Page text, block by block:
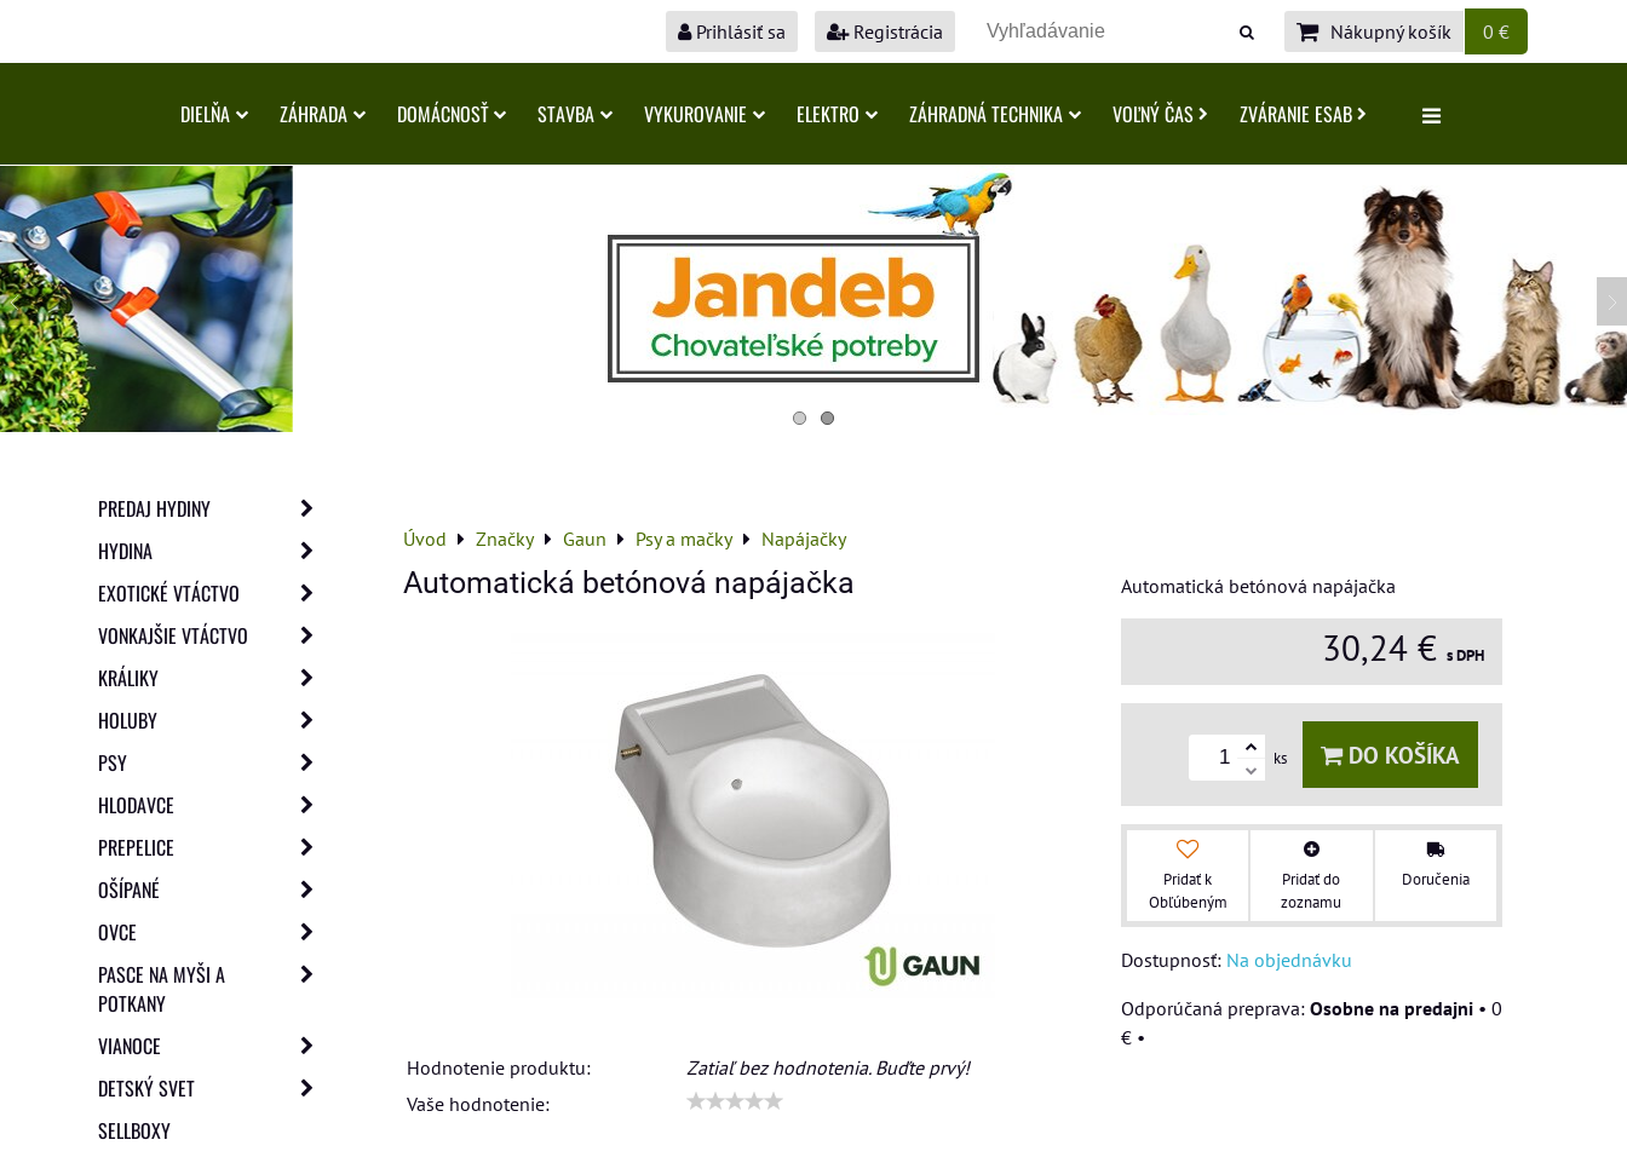
Prihlásiť sa Registrácia Nákupný košík 0 €
DIELŇA ZÁHRADA DOMÁCNOSŤ STAVBA VYKUROVANIE ELEKTRO ZÁHRADNÁ TECHNIKA VOĽNÝ ČAS ZVÁRANIE ESAB
Úvod Značky Gaun Psy a mačky Napájačky
Automatická betónová napájačka
Hodnotenie produktu:
Zatiaľ bez hodnotenia. Buďte prvý!
Vaše hodnotenie:
Automatická betónová napájačka
30,24 € s DPH
ks DO KOŠÍKA
Pridať k
Obľúbeným
Pridať do
zoznamu
Doručenia
Dostupnosť: Na objednávku
Osobne na predajni • 0
€ •
PREDAJ HYDINY
HYDINA
EXOTICKÉ VTÁCTVO
VONKAJŠIE VTÁCTVO
KRÁLIKY
HOLUBY
PSY
HLODAVCE
PREPELICE
OŠÍPANÉ
OVCE
PASCE NA MYŠI A
POTKANY
VIANOCE
DETSKÝ SVET
SELLBOXY